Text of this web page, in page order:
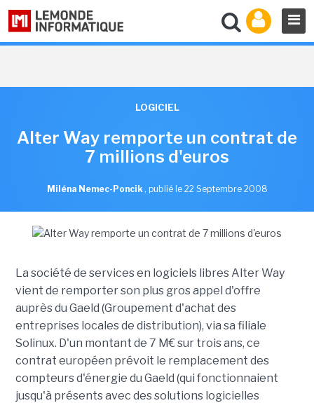
LOGICIEL
Alter Way remporte un contrat de
7 millions d'euros
Miléna Nemec-Poncik , publié le 22 Septembre 2008
La société de services en logiciels libres Alter Way
vient de remporter son plus gros appel d'offre
auprès du Gaeld (Groupement d'achat des
entreprises locales de distribution), via sa filiale
Solinux. D'un montant de 7 M€ sur trois ans, ce
contrat européen prévoit le remplacement des
compteurs d'énergie du Gaeld (qui fonctionnaient
jusqu'à présents avec des solutions logicielles